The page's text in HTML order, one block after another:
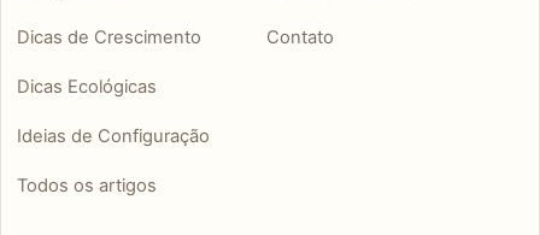
Dicas de Crescimento
Dicas Ecológicas
Ideias de Configuração
Todos os artigos
Contato